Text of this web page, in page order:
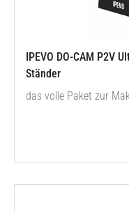
IPEVO DO-CAM P2V
Ständer
das volle Paket zur